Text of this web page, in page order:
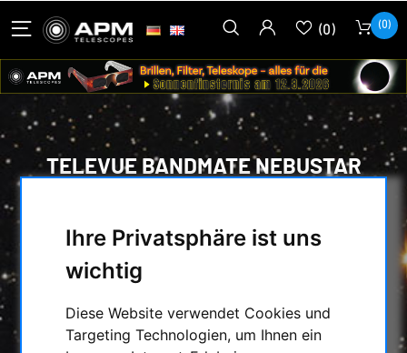
Ihre Privatsphäre ist uns
wichtig
Diese Website verwendet Cookies und
Targeting Technologien, um Ihnen ein
(0) (0)
TELEVUE BANDMATE NEBUSTAR
HOME / OPTISCHES ZUBEHÖR /
VISUELLE FILTER
NEBELFILTER FÜR VISUELLE
TELEVUE BANDMATE NEBUSTAR FILTER 1,25"